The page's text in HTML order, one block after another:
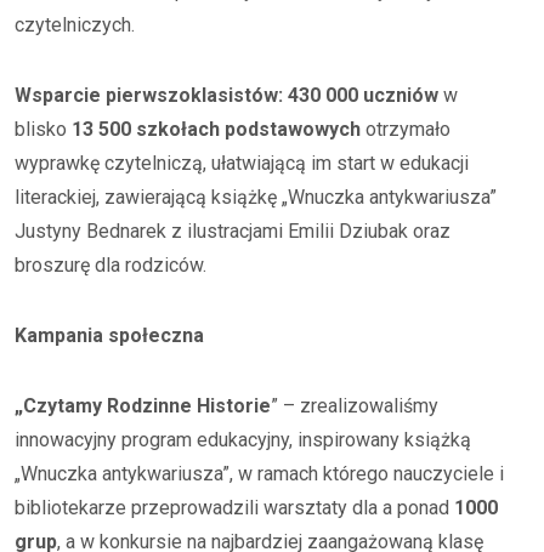
czytelniczych.
Wsparcie pierwszoklasistów: 430 000 uczniów w
blisko 13 500 szkołach podstawowych otrzymało
wyprawkę czytelniczą, ułatwiającą im start w edukacji
literackiej, zawierającą książkę „Wnuczka antykwariusza”
Justyny Bednarek z ilustracjami Emilii Dziubak oraz
broszurę dla rodziców.
Kampania społeczna
„Czytamy Rodzinne Historie” – zrealizowaliśmy
innowacyjny program edukacyjny, inspirowany książką
„Wnuczka antykwariusza”, w ramach którego nauczyciele i
bibliotekarze przeprowadzili warsztaty dla a ponad 1000
grup, a w konkursie na najbardziej zaangażowaną klasę